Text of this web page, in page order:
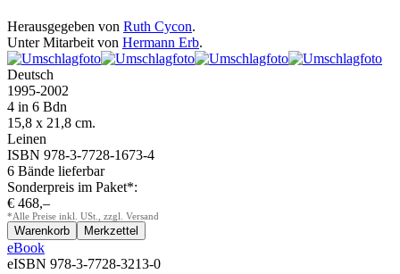
Herausgegeben von Ruth Cycon.
Unter Mitarbeit von Hermann Erb.
Deutsch
1995-2002
4 in 6 Bdn
15,8 x 21,8 cm.
Leinen
ISBN 978-3-7728-1673-4
6 Bände lieferbar
Sonderpreis im Paket*:
€ 468,–
*Alle Preise inkl. USt., zzgl. Versand
eBook
eISBN 978-3-7728-3213-0